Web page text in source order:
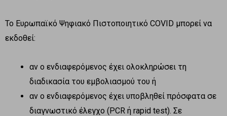
Το Ευρωπαϊκό Ψηφιακό Πιστοποιητικό COVID μπορεί να
εκδοθεί:
αν ο ενδιαφερόμενος έχει ολοκληρώσει τη
διαδικασία του εμβολιασμού του ή
αν ο ενδιαφερόμενος έχει υποβληθεί πρόσφατα σε
διαγνωστικό έλεγχο (PCR ή rapid test). Σε